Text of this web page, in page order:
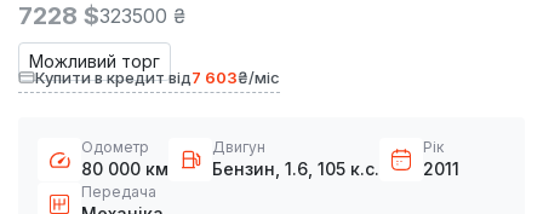
Можливий торг
7228 $323500 ₴
Купити в кредит від7 603₴/міс
Одометр
80 000 км
Двигун
Бензин, 1.6, 105 к.с.
Рік
2011
Передача